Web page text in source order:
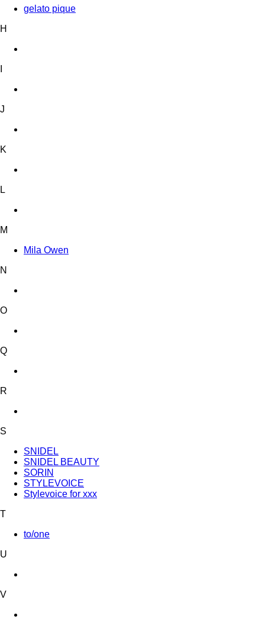
gelato pique
H
J
K
L
M
Mila Owen
N
O
Q
R
S
SNIDEL
SNIDEL BEAUTY
SORIN
STYLEVOICE
Stylevoice for xxx
T
to/one
U
V